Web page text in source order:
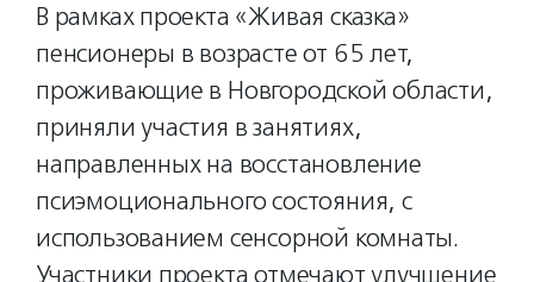
В рамках проекта «Живая сказка»
пенсионеры в возрасте от 65 лет,
проживающие в Новгородской области,
приняли участия в занятиях,
направленных на восстановление
псиэмоционального состояния, с
использованием сенсорной комнаты.
Участники проекта отмечают улучшение